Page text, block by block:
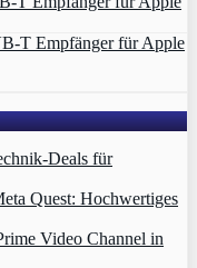
T Empfänger für Apple
Deals für
Quest: Hochwertiges
Video Channel in